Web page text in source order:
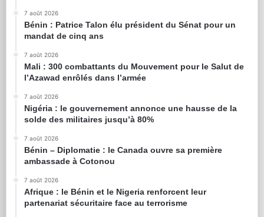
7 août 2026
Bénin : Patrice Talon élu président du Sénat pour un
mandat de cinq ans
7 août 2026
Mali : 300 combattants du Mouvement pour le Salut de
l’Azawad enrôlés dans l’armée
7 août 2026
Nigéria : le gouvernement annonce une hausse de la
solde des militaires jusqu’à 80%
7 août 2026
Bénin – Diplomatie : le Canada ouvre sa première
ambassade à Cotonou
7 août 2026
Afrique : le Bénin et le Nigeria renforcent leur
partenariat sécuritaire face au terrorisme